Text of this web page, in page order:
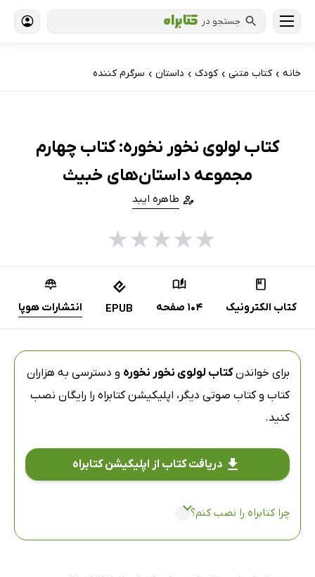
جستجو در
خانه › کتاب‌ متنی › کودک › داستان › سرگرم کننده
کتاب لولوی نخور نخوره: کتاب چهارم
مجموعه داستان‌های خبیث
طاهره ایبد
★
★
★
★
★
کتاب الکترونیک 104 صفحه EPUB انتشارات هوپا
برای خواندنکتاب لولوی نخور نخوره و دسترسی به هزاران
کتاب و کتاب صوتی دیگر، اپلیکیشن کتابراه را رایگان نصب
کنید.
دریافت کتاب از اپلیکیشن کتابراه
چرا کتابراه را نصب کنم؟